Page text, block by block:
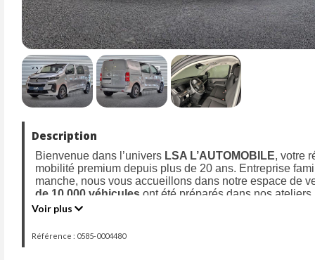
Description
Bienvenue dans l’univers LSA L’AUTOMOBILE, votre
mobilité premium depuis plus de 20 ans. Entreprise
manche, nous vous accueillons dans notre espace de
de 10 000 véhicules ont été préparés dans nos
en 2003.
Aujourd’hui, nous vous proposons cette
Voir plus
Référence : 0585-0004480